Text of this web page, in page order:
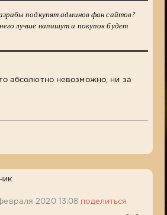
подкупят админов фан сайтов?
лучше напишут и покупок будет
абсолютно невозможно, ни за
2020 13:08 поделиться